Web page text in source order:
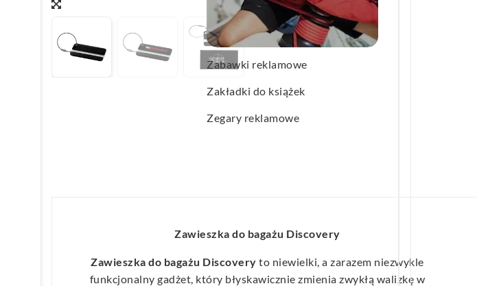
Wachlarze reklamowe
Wagi kuchenne
Zabawki reklamowe
Zakładki do książek
Zegary reklamowe
Zawieszka do bagażu Discovery
Zawieszka do bagażu Discovery to niewielki, a zarazem niezwykle
funkcjonalny gadżet, który błyskawicznie zmienia zwykłą walizkę w